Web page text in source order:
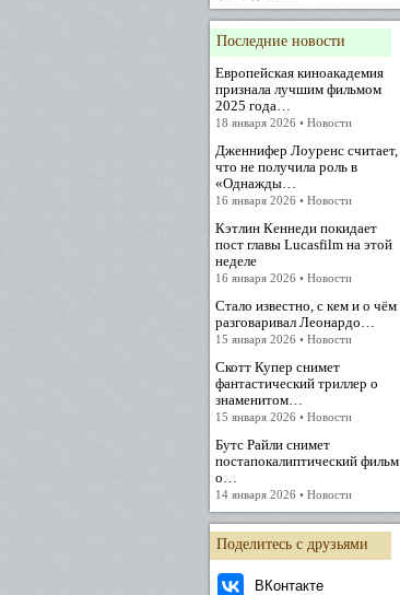
Последние новости
Европейская киноакадемия
признала лучшим фильмом
2025 года…
18 января 2026 • Новости
Дженнифер Лоуренс считает,
что не получила роль в
«Однажды…
16 января 2026 • Новости
Кэтлин Кеннеди покидает
пост главы Lucasfilm на этой
неделе
16 января 2026 • Новости
Стало известно, с кем и о чём
разговаривал Леонардо…
15 января 2026 • Новости
Скотт Купер снимет
фантастический триллер о
знаменитом…
15 января 2026 • Новости
Бутс Райли снимет
постапокалиптический фильм
о…
14 января 2026 • Новости
Поделитесь с друзьями
ВКонтакте